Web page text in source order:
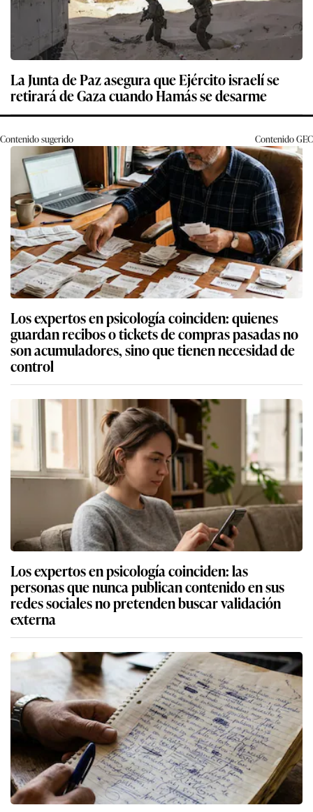
La Junta de Paz asegura que Ejército israelí se
retirará de Gaza cuando Hamás se desarme
Contenido sugerido ContenidoGEC
Los expertos en psicología coinciden: quienes
guardan recibos o tickets de compras pasadas no
son acumuladores, sino que tienen necesidad de
control
Los expertos en psicología coinciden: las
personas que nunca publican contenido en sus
redes sociales no pretenden buscar validación
externa